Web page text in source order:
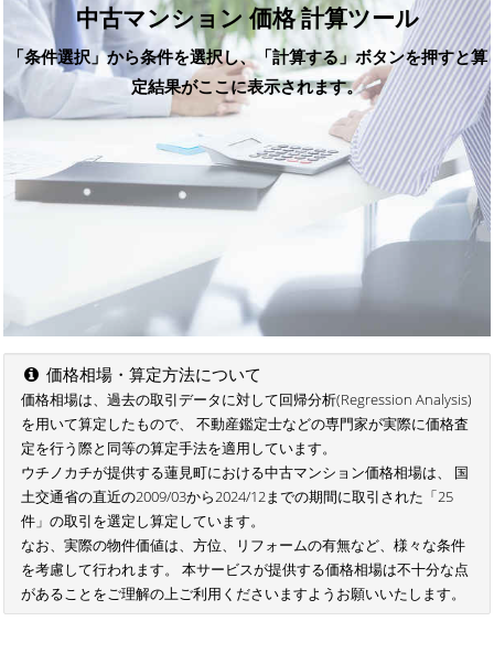
中古マンション 価格 計算ツール
「条件選択」から条件を選択し、「計算する」ボタンを押すと算
定結果がここに表示されます。
価格相場・算定方法について
価格相場は、過去の取引データに対して回帰分析(Regression Analysis)
を用いて算定したもので、 不動産鑑定士などの専門家が実際に価格査
定を行う際と同等の算定手法を適用しています。
ウチノカチが提供する蓮見町における中古マンション価格相場は、 国
土交通省の直近の2009/03から2024/12までの期間に取引された「25
件」の取引を選定し算定しています。
なお、実際の物件価値は、方位、リフォームの有無など、様々な条件
を考慮して行われます。 本サービスが提供する価格相場は不十分な点
があることをご理解の上ご利用くださいますようお願いいたします。